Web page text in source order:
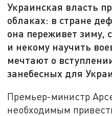
Украинская власть
облаках: в стране
она переживет зиму,
и некому научить
мечтают о
занебесных для
Премьер-министр
необходимым